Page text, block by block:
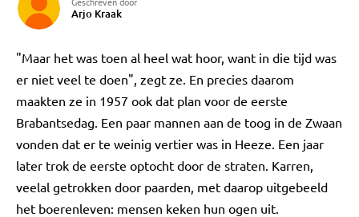
Arjo Kraak
"Maar het was toen al heel wat hoor, want in die tijd was
er niet veel te doen", zegt ze. En precies daarom
maakten ze in 1957 ook dat plan voor de eerste
Brabantsedag. Een paar mannen aan de toog in de Zwaan
vonden dat er te weinig vertier was in Heeze. Een jaar
later trok de eerste optocht door de straten. Karren,
veelal getrokken door paarden, met daarop uitgebeeld
het boerenleven: mensen keken hun ogen uit.